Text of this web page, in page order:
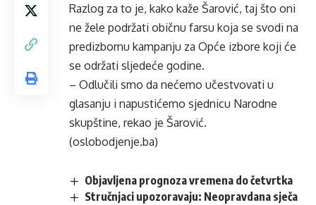
Razlog za to je, kako kaže Šarović, taj što oni
ne žele podržati običnu farsu koja se svodi na
predizbornu kampanju za Opće izbore koji će
se održati sljedeće godine.
– Odlučili smo da nećemo učestvovati u
glasanju i napustićemo sjednicu Narodne
skupštine, rekao je Šarović.
(oslobodjenje.ba)
Objavljena prognoza vremena do četvrtka
Stručnjaci upozoravaju: Neopravdana sječa